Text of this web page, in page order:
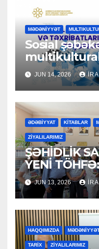
MƏDƏNİYYƏT
Sosial
JUN 14, 2026
ƏDƏBİYYAT KİTABLAR
ZİYALILARIMIZ
ŞƏHİDLİK
YENİ
JUN 13, 2026
HAQQIMIZDA
TARİX ZİYALILARIMIZ